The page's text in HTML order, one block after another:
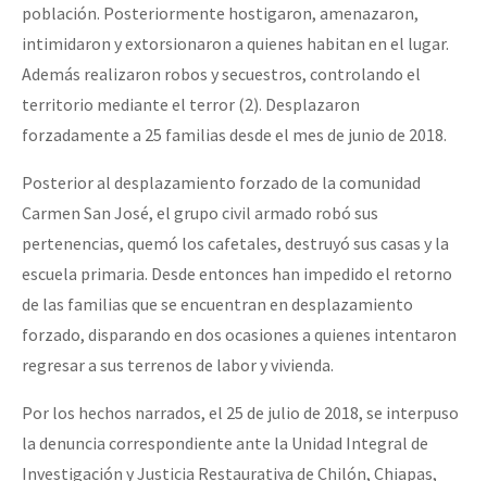
población. Posteriormente hostigaron, amenazaron,
intimidaron y extorsionaron a quienes habitan en el lugar.
Además realizaron robos y secuestros, controlando el
territorio mediante el terror (2). Desplazaron
forzadamente a 25 familias desde el mes de junio de 2018.
Posterior al desplazamiento forzado de la comunidad
Carmen San José, el grupo civil armado robó sus
pertenencias, quemó los cafetales, destruyó sus casas y la
escuela primaria. Desde entonces han impedido el retorno
de las familias que se encuentran en desplazamiento
forzado, disparando en dos ocasiones a quienes intentaron
regresar a sus terrenos de labor y vivienda.
Por los hechos narrados, el 25 de julio de 2018, se interpuso
la denuncia correspondiente ante la Unidad Integral de
Investigación y Justicia Restaurativa de Chilón, Chiapas,